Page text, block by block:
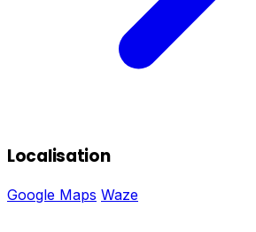
Localisation
Google Maps Waze